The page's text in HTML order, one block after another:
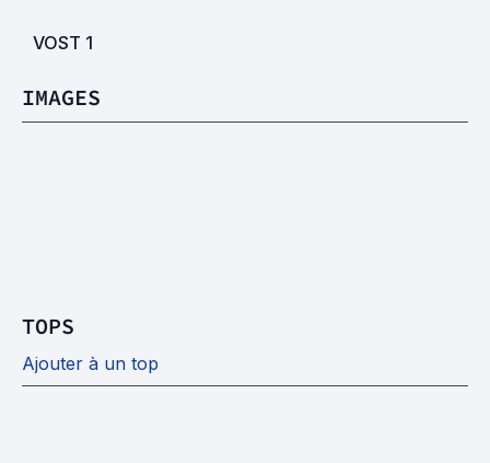
VOST 1
IMAGES
TOPS
Ajouter à un top